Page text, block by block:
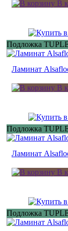
В
Подложка
Ламинат
В
Подложка
Ламинат
В
Подложка